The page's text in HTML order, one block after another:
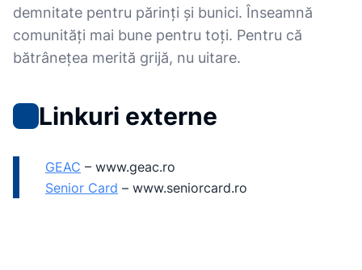
demnitate pentru părinți și bunici. Înseamnă
comunități mai bune pentru toți. Pentru că
bătrânețea merită grijă, nu uitare.
Linkuri externe
GEAC – www.geac.ro
Senior Card – www.seniorcard.ro